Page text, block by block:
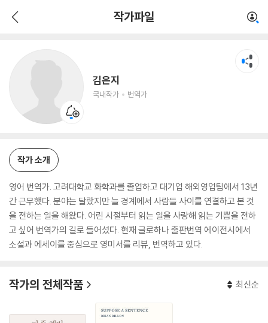
작가파일
김은지
국내작가 번역가
작가 소개
영어 번역가. 고려대학교 화학과를 졸업하고 대기업 해외영업팀에서 13년
간 근무했다. 분야는 달랐지만 늘 경계에서 사람들 사이를 연결하고 본 것
을 전하는 일을 해왔다. 어린 시절부터 읽는 일을 사랑해 읽는 기쁨을 전하
고 싶어 번역가의 길로 들어섰다. 현재 글로하나 출판번역 에이전시에서
소설과 에세이를 중심으로 영미서를 리뷰, 번역하고 있다.
작가의 전체작품 최신순